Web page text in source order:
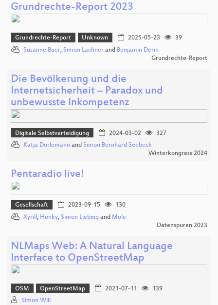
Grundrechte-Report 2023
Grundrechte-Report Unknown 2025-05-23
39
Susanne Baer, Simon Lachner and Benjamin Derin
Grundrechte-Report
Die Bevölkerung und die
Internetsicherheit – Paradox und
unbewusste Inkompetenz
Digitale Selbstverteidigung 2024-03-02
327
Katja Dörlemann and Simon Bernhard Seebeck
Winterkongress 2024
Pentaradio live!
Gesellschaft 2023-09-15
130
Xyrill, Honky, Simon Liebing and Mole
Datenspuren 2023
NLMaps Web: A Natural Language
Interface to OpenStreetMap
OSM OpenStreetMap 2021-07-11
139
Simon Will